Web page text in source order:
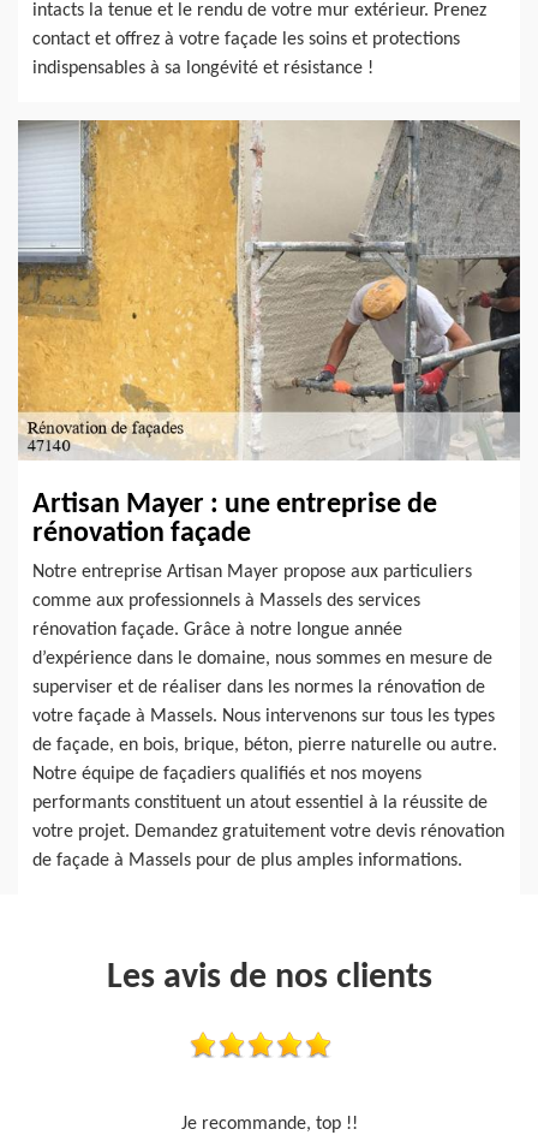
intacts la tenue et le rendu de votre mur extérieur. Prenez
contact et offrez à votre façade les soins et protections
indispensables à sa longévité et résistance !
Artisan Mayer : une entreprise de
rénovation façade
Notre entreprise Artisan Mayer propose aux particuliers
comme aux professionnels à Massels des services
rénovation façade. Grâce à notre longue année
d’expérience dans le domaine, nous sommes en mesure de
superviser et de réaliser dans les normes la rénovation de
votre façade à Massels. Nous intervenons sur tous les types
de façade, en bois, brique, béton, pierre naturelle ou autre.
Notre équipe de façadiers qualifiés et nos moyens
performants constituent un atout essentiel à la réussite de
votre projet. Demandez gratuitement votre devis rénovation
de façade à Massels pour de plus amples informations.
Les avis de nos clients
Travail sérieux